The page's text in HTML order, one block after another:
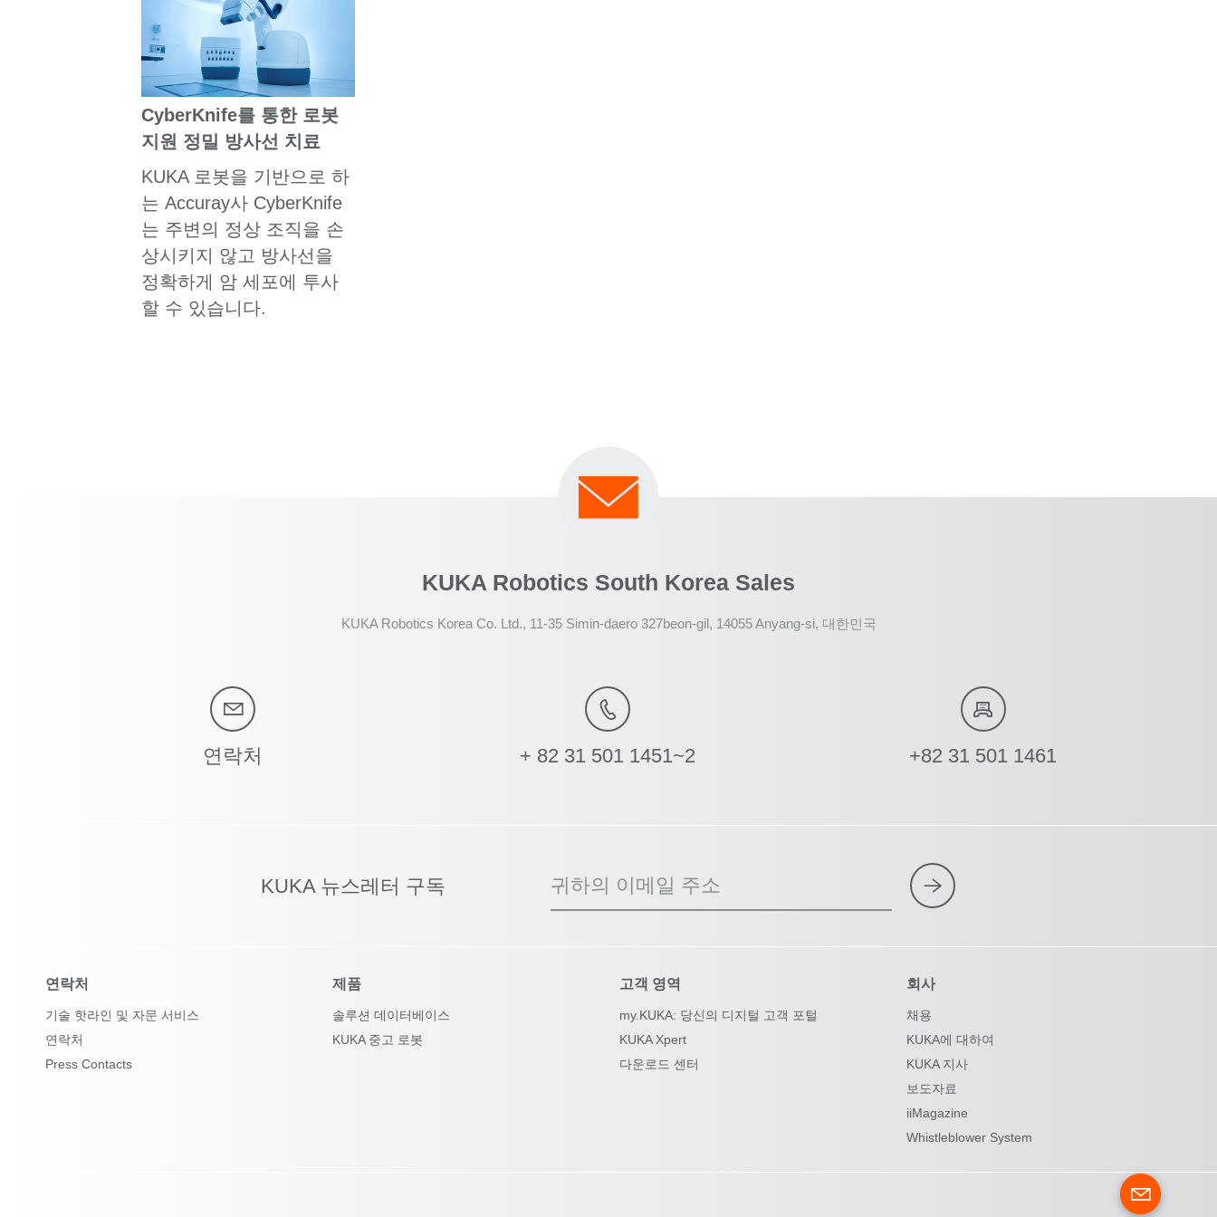
CyberKnife를 통한 로봇
지원 정밀 방사선 치료
KUKA 로봇을 기반으로 하
는 Accuray사 CyberKnife
는 주변의 정상 조직을 손
상시키지 않고 방사선을
정확하게 암 세포에 투사
할 수 있습니다.
KUKA Robotics South Korea Sales
KUKA Robotics Korea Co. Ltd., 11-35 Simin-daero 327beon-gil, 14055 Anyang-si, 대한민국
연락처 + 82 31 501 1451~2 +82 31 501 1461
KUKA 뉴스레터 구독 귀하의 이메일 주소
연락처
기술 핫라인 및 자문 서비스
연락처
Press Contacts
제품
솔루션 데이터베이스
KUKA 중고 로봇
고객 영역
my.KUKA: 당신의 디지털 고객 포털
KUKA Xpert
다운로드 센터
회사
채용
KUKA에 대하여
KUKA 지사
보도자료
iiMagazine
Whistleblower System